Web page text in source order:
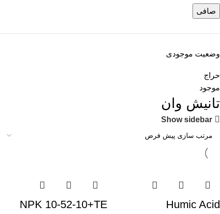
صافی
وضعیت موجودی
حراج
موجود
تانیش وان
Show sidebar
Humic Acid
NPK 10-52-10+TE